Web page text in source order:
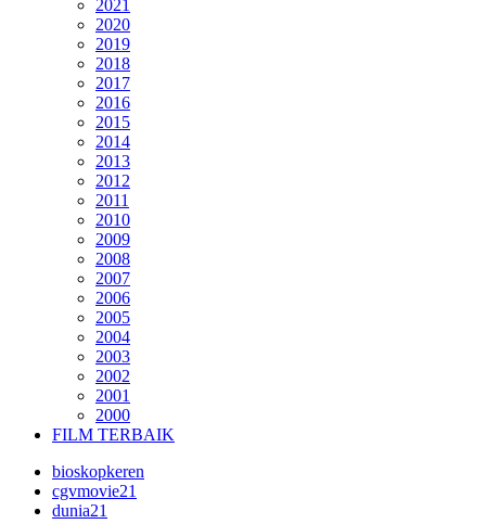
2021
2020
2019
2018
2017
2016
2015
2014
2013
2012
2011
2010
2009
2008
2007
2006
2005
2004
2003
2002
2001
2000
FILM TERBAIK
bioskopkeren
cgvmovie21
dunia21